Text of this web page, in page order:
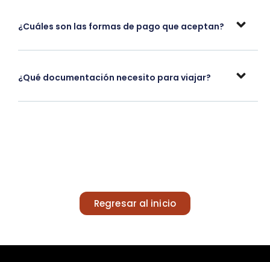
¿Cuáles son las formas de pago que aceptan?
¿Qué documentación necesito para viajar?
Regresar al inicio